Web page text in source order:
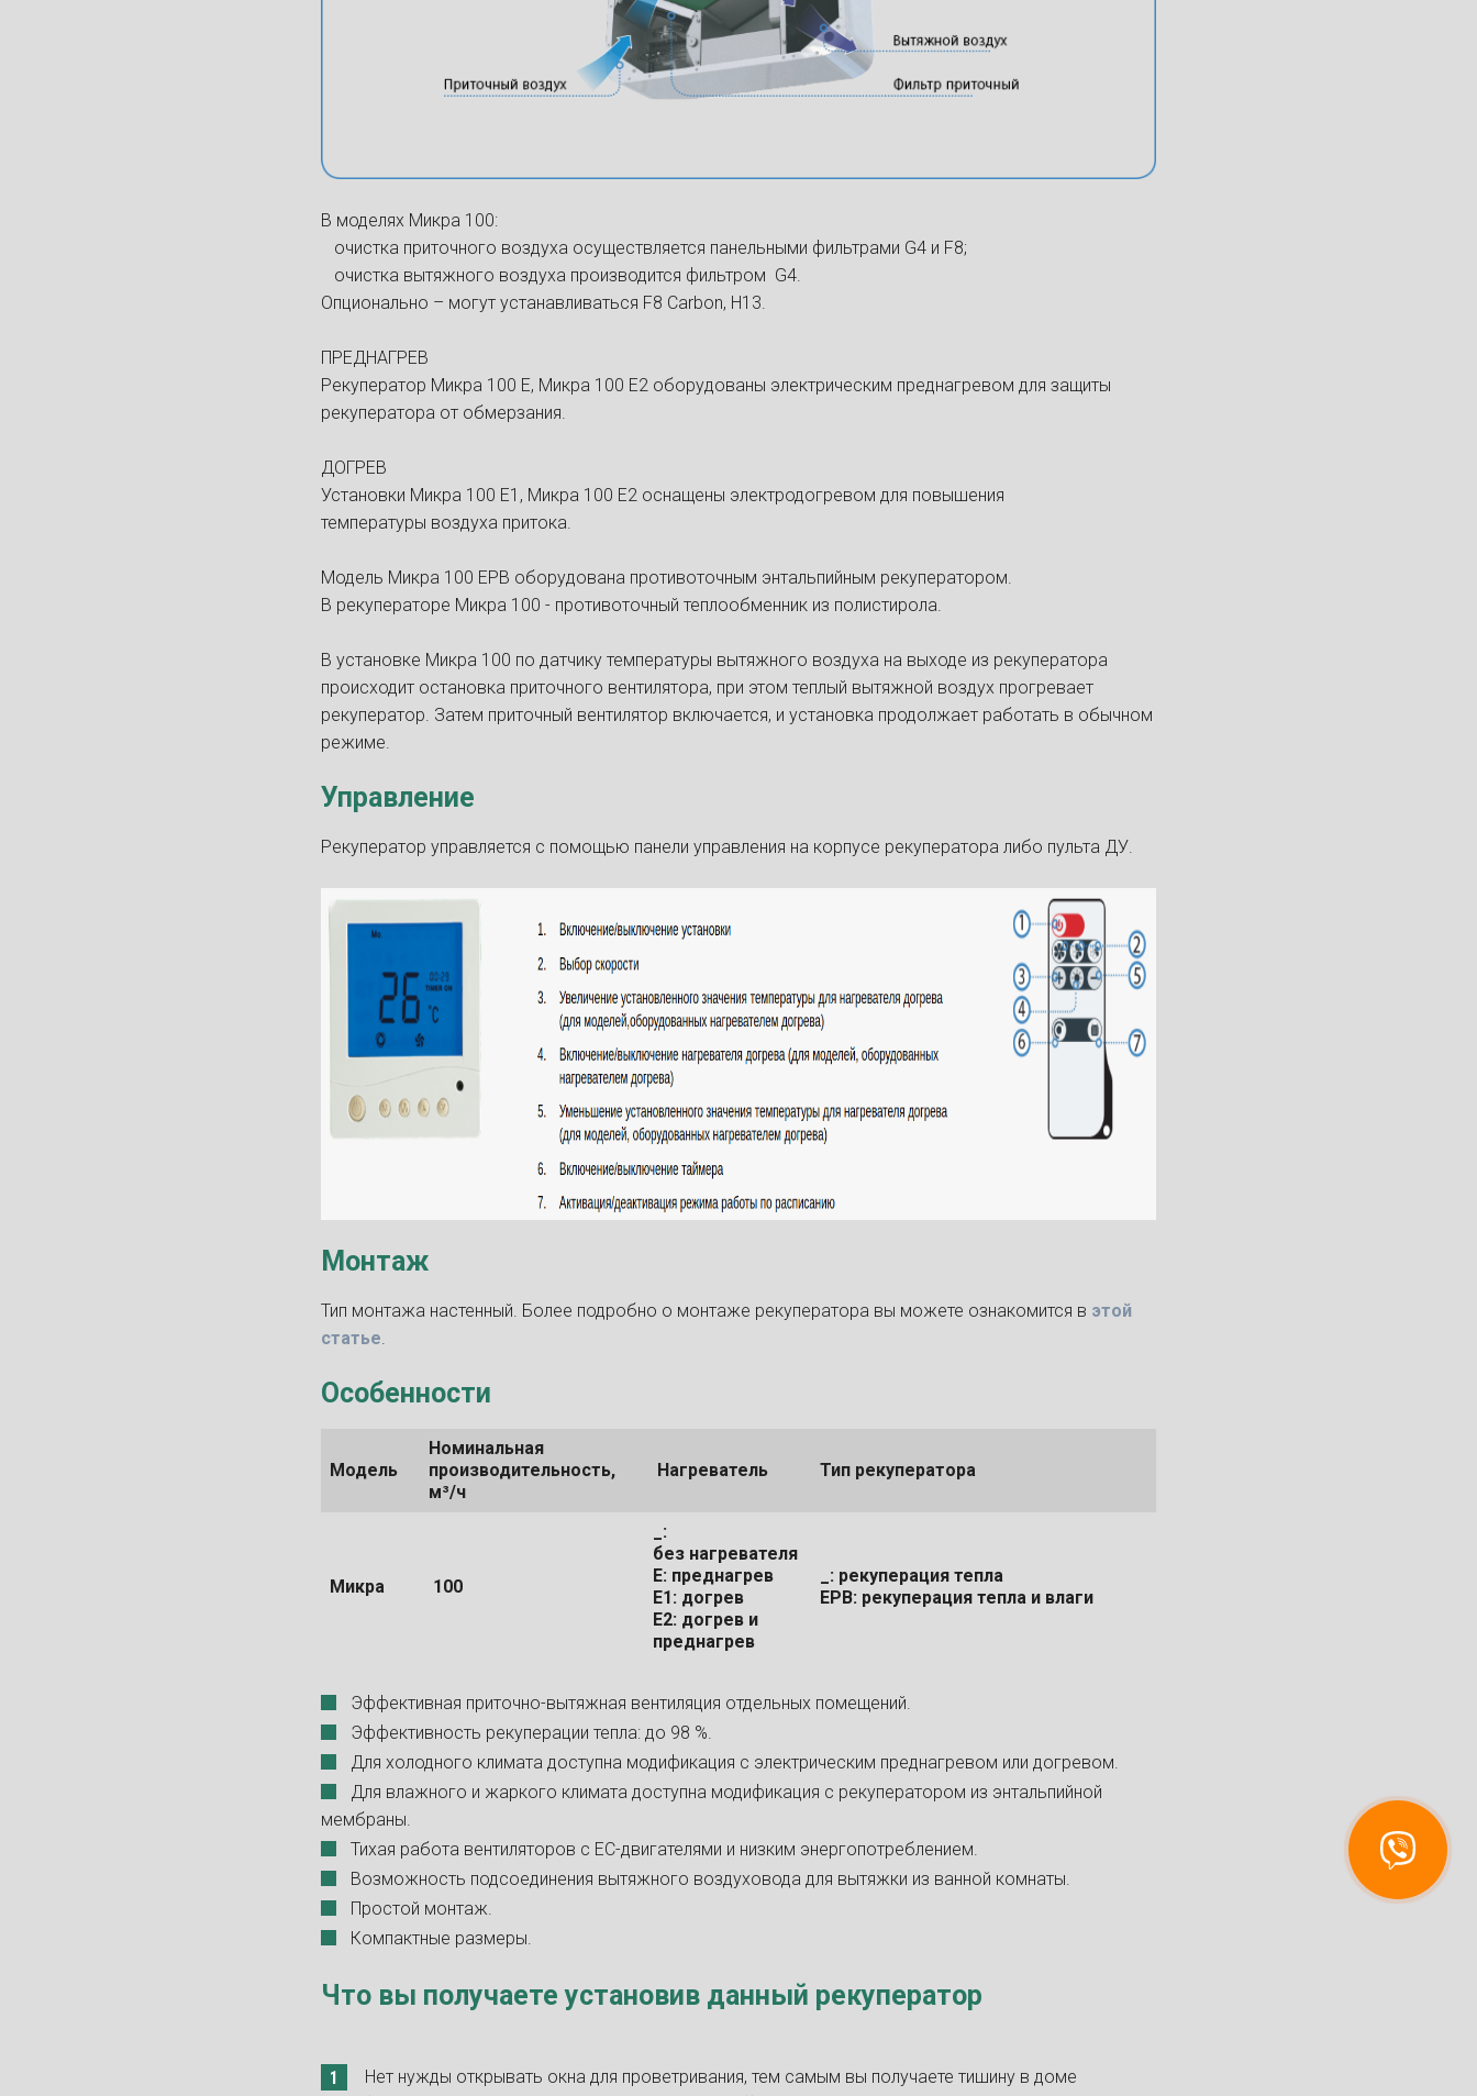
В моделях Микра 100:
очистка приточного воздуха осуществляется панельными фильтрами G4 и F8;
очистка вытяжного воздуха производится фильтром G4.
Опционально – могут устанавливаться F8 Carbon, H13.
ПРЕДНАГРЕВ
Рекуператор Микра 100 Е, Микра 100 Е2 оборудованы электрическим преднагревом для защиты
рекуператора от обмерзания.
ДОГРЕВ
Установки Микра 100 Е1, Микра 100 Е2 оснащены электродогревом для повышения
температуры воздуха притока.
Модель Микра 100 ЕРВ оборудована противоточным энтальпийным рекуператором.
В рекуператоре Микра 100 - противоточный теплообменник из полистирола.
В установке Микра 100 по датчику температуры вытяжного воздуха на выходе из рекуператора
происходит остановка приточного вентилятора, при этом теплый вытяжной воздух прогревает
рекуператор. Затем приточный вентилятор включается, и установка продолжает работать в обычном
режиме.
Управление
Рекуператор управляется с помощью панели управления на корпусе рекуператора либо пульта ДУ.
Монтаж
Тип монтажа настенный. Более подробно о монтаже рекуператора вы можете ознакомится в этой
статье.
Особенности
Модель
Номинальная
производительность,
м³/ч
Нагреватель Тип рекуператора
Микра 100
_:
без нагревателя
Е: преднагрев
Е1: догрев
Е2: догрев и
преднагрев
_: рекуперация тепла
ЕРВ: рекуперация тепла и влаги
Эффективная приточно-вытяжная вентиляция отдельных помещений.
Эффективность рекуперации тепла: до 98 %.
Для холодного климата доступна модификация с электрическим преднагревом или догревом.
Для влажного и жаркого климата доступна модификация с рекуператором из энтальпийной
мембраны.
Тихая работа вентиляторов с ЕС-двигателями и низким энергопотреблением.
Возможность подсоединения вытяжного воздуховода для вытяжки из ванной комнаты.
Простой монтаж.
Компактные размеры.
Что вы получаете установив данный рекуператор
Нет нужды открывать окна для проветривания, тем самым вы получаете тишину в доме
Связаться
с Recuperator